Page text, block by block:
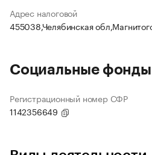
Адрес налоговой
455038,Челябинская
Социальные фонды
Регистрационный номер СФР
1142356649